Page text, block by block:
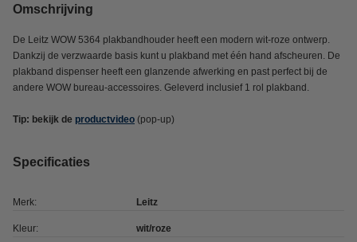
Omschrijving
De Leitz WOW 5364 plakbandhouder heeft een modern wit-roze ontwerp.
Dankzij de verzwaarde basis kunt u plakband met één hand afscheuren. De
plakband dispenser heeft een glanzende afwerking en past perfect bij de
andere WOW bureau-accessoires. Geleverd inclusief 1 rol plakband.
Tip: bekijk de productvideo (pop-up)
Specificaties
Merk: Leitz
Kleur: wit/roze